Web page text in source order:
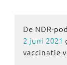
De NDR-
2 juni 2021
vaccinatie